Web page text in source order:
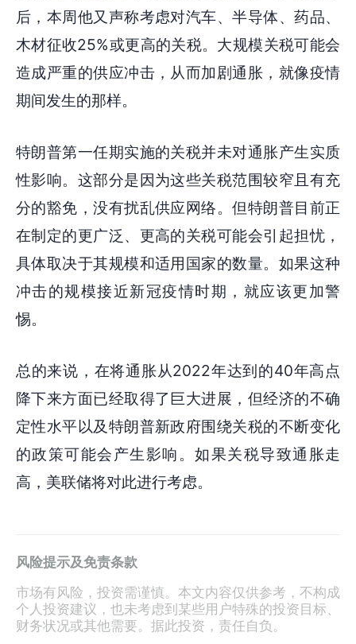
后，本周他又声称考虑对汽车、半导体、药品、
木材征收25%或更高的关税。大规模关税可能会
造成严重的供应冲击，从而加剧通胀，就像疫情
期间发生的那样。
特朗普第一任期实施的关税并未对通胀产生实质
性影响。这部分是因为这些关税范围较窄且有充
分的豁免，没有扰乱供应网络。但特朗普目前正
在制定的更广泛、更高的关税可能会引起担忧，
具体取决于其规模和适用国家的数量。如果这种
冲击的规模接近新冠疫情时期，就应该更加警
惕。
总的来说，在将通胀从2022年达到的40年高点
降下来方面已经取得了巨大进展，但经济的不确
定性水平以及特朗普新政府围绕关税的不断变化
的政策可能会产生影响。如果关税导致通胀走
高，美联储将对此进行考虑。
风险提示及免责条款
市场有风险，投资需谨慎。本文内容仅供参考，不构成
个人投资建议，也未考虑到某些用户特殊的投资目标、
财务状况或其他需要。据此投资，责任自负。